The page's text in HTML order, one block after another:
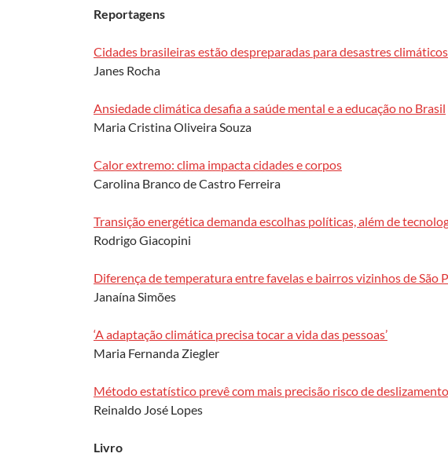
Reportagens
Cidades brasileiras estão despreparadas para desastres climáticos
Janes Rocha
Ansiedade climática desafia a saúde mental e a educação no Brasil
Maria Cristina Oliveira Souza
Calor extremo: clima impacta cidades e corpos
Carolina Branco de Castro Ferreira
Transição energética demanda escolhas políticas, além de
Rodrigo Giacopini
Diferença de temperatura entre favelas e bairros vizinhos de São
Janaína Simões
‘A adaptação climática precisa tocar a vida das pessoas’
Maria Fernanda Ziegler
Método estatístico prevê com mais precisão risco de
Reinaldo José Lopes
Livro